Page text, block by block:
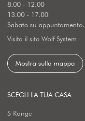
8.00 - 12.00
13.00 - 17.00
Sabato su appuntamento.
Visita il sito Wolf System
Mostra sulla mappa
SCEGLI LA TUA CASA
S-Range